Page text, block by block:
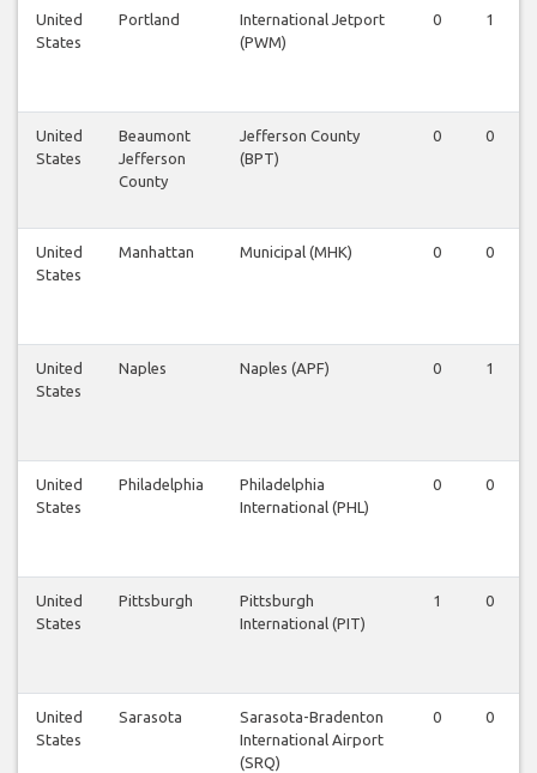
United
States
Portland
International Jetport
(PWM)
0 1
United
States
Beaumont
Jefferson
County
Jefferson County
(BPT)
0 0
United
States
Manhattan Municipal (MHK) 0 0
United
States
Naples Naples (APF) 0 1
United
States
Philadelphia
Philadelphia
International (PHL)
0 0
United
States
Pittsburgh
Pittsburgh
International (PIT)
1 0
United
States
Sarasota
Sarasota-Bradenton
International Airport
(SRQ)
0 0